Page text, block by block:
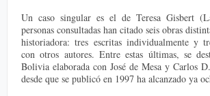
Un caso singular es el de Teresa Gisbert
personas consultadas han citado seis obras
historiadora: tres escritas individualmente y
con otros autores. Entre estas últimas, se
Bolivia elaborada con José de Mesa y Carlos
desde que se publicó en 1997 ha alcanzado ya